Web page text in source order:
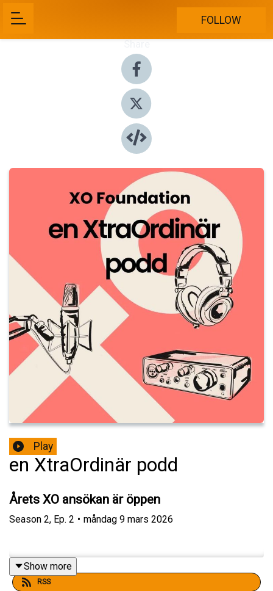
FOLLOW
Play
en XtraOrdinär podd
Årets XO ansökan är öppen
Season 2, Ep. 2 • måndag 9 mars 2026
Show more
RSS